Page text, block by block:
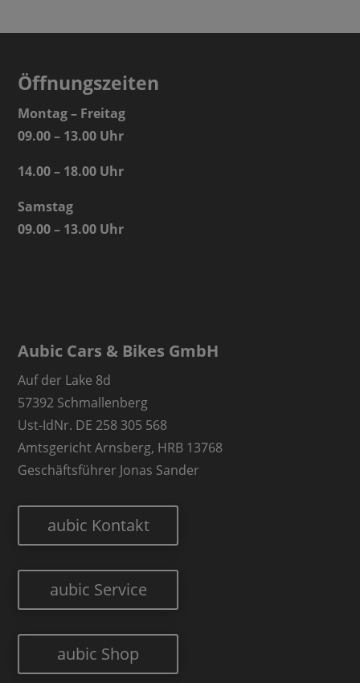
Öffnungszeiten
Montag – Freitag
09.00 – 13.00 Uhr
14.00 – 18.00 Uhr
Samstag
09.00 – 13.00 Uhr
Aubic Cars & Bikes GmbH
Auf der Lake 8d
57392 Schmallenberg
Ust-IdNr. DE 258 305 568
Amtsgericht Arnsberg, HRB 13768
Geschäftsführer Jonas Sander
aubic Kontakt
aubic Service
aubic Shop